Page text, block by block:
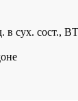
в сух. сост.,